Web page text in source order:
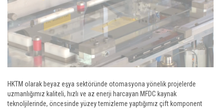
HKTM olarak beyaz eşya sektöründe otomasyona yönelik projelerde
uzmanlığımız kaliteli, hızlı ve az enerji harcayan MFDC kaynak
teknoljilerinde, öncesinde yüzey temizleme yaptığımız çift komponent